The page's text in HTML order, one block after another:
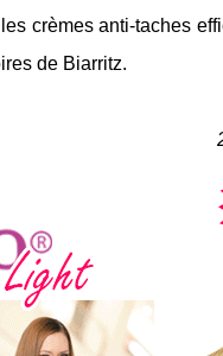
crèmes anti-taches
de Biarritz.